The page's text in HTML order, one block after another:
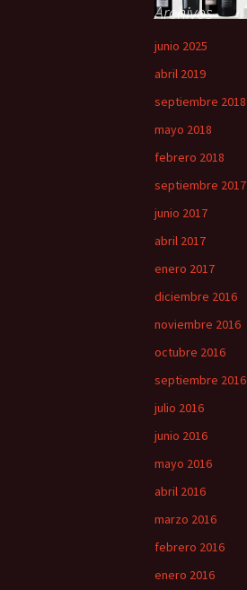
Archivos
junio 2025
abril 2019
septiembre 2018
mayo 2018
febrero 2018
septiembre 2017
junio 2017
abril 2017
enero 2017
diciembre 2016
noviembre 2016
octubre 2016
septiembre 2016
julio 2016
junio 2016
mayo 2016
abril 2016
marzo 2016
febrero 2016
enero 2016